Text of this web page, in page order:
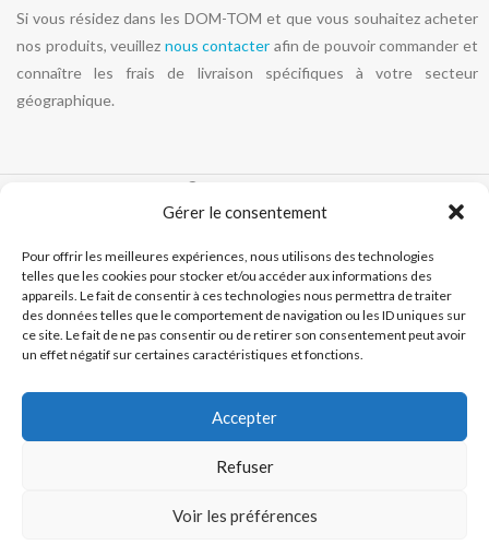
Gérer le consentement
Pour offrir les meilleures expériences, nous utilisons des technologies
telles que les cookies pour stocker et/ou accéder aux informations des
appareils. Le fait de consentir à ces technologies nous permettra de traiter
des données telles que le comportement de navigation ou les ID uniques sur
ce site. Le fait de ne pas consentir ou de retirer son consentement peut avoir
un effet négatif sur certaines caractéristiques et fonctions.
Accepter
Refuser
Voir les préférences
Si vous résidez dans les DOM-TOM et que vous souhaitez acheter
nos produits, veuillez nous contacter afin de pouvoir commander et
connaître les frais de livraison spécifiques à votre secteur
géographique.